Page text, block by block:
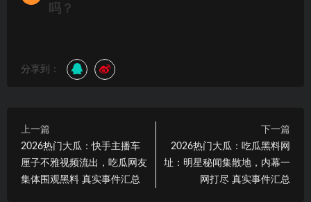
吗？
分享到：
上一篇
2026热门大瓜：快手主播车
厘子不雅视频流出，吃瓜网友
集体围观黑料 真实事件汇总
下一篇
2026热门大瓜：吃瓜黑料网
址：明星秘闻集散地，内幕一
网打尽 真实事件汇总